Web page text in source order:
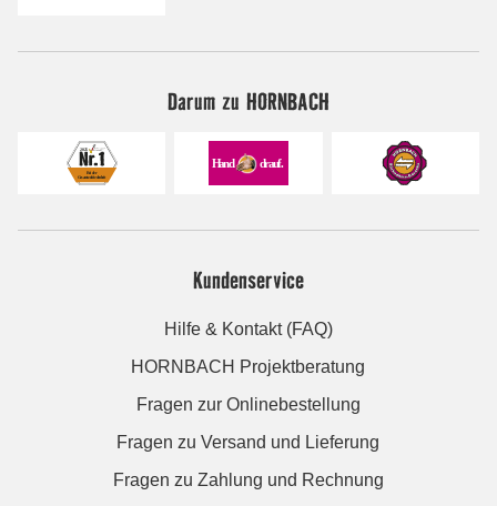
Darum zu HORNBACH
Kundenservice
Hilfe & Kontakt (FAQ)
HORNBACH Projektberatung
Fragen zur Onlinebestellung
Fragen zu Versand und Lieferung
Fragen zu Zahlung und Rechnung